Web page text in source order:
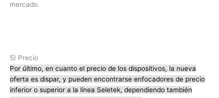
mercado.
5) Precio
Por último, en cuanto el precio de los dispositivos, la nueva
oferta es dispar, y pueden encontrarse enfocadores de precio
inferior o superior a la línea Seletek, dependiendo también